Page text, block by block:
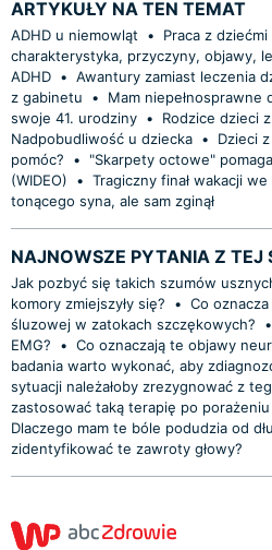
ARTYKUŁY NA TEN TEMAT
ADHD u niemowląt • Praca z
charakterystyka, przyczyny, objawy,
ADHD • Awantury zamiast leczenia
z gabinetu
•
Mam niepełnosprawne
swoje 41. urodziny • Rodzice dzieci
Nadpobudliwość u dziecka •
Dzieci
pomóc?
•
"Skarpety octowe"
(WIDEO)
• Tragiczny finał wakacji
tonącego syna, ale sam zginął
NAJNOWSZE PYTANIA Z TEJ
Jak pozbyć się takich szumów
komory zmiejszyły się?
• Co
śluzowej w zatokach szczękowych?
•
EMG?
• Co oznaczają te objawy
badania warto wykonać, aby
sytuacji należałoby zrezygnować z
zastosować taką terapię po
Dlaczego mam te bóle podudzia od
zidentyfikować te zawroty głowy?